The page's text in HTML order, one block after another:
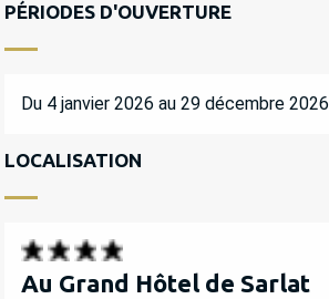
PÉRIODES D'OUVERTURE
Du 4 janvier 2026 au 29 décembre 2026
LOCALISATION
Au Grand Hôtel de Sarlat